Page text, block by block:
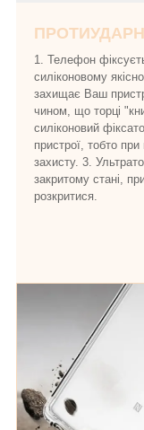
1. Телефон
силіконовому
захищає Ваш
чином, що торці
силіконовий
пристрої, тобто
захисту. 3.
закритому стані,
розкритися.